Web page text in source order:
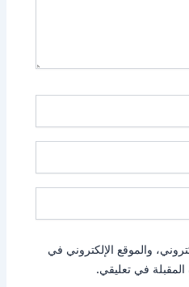
والموقع الإلكتروني في
المقبلة في تعليقي.